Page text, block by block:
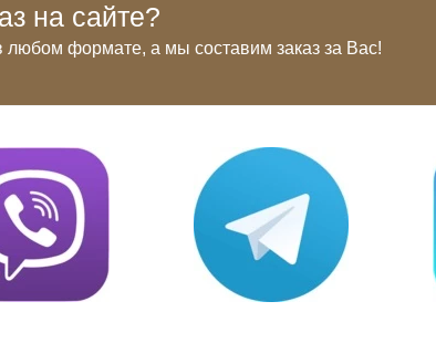
на сайте?
любом формате, а мы составим заказ за Вас!